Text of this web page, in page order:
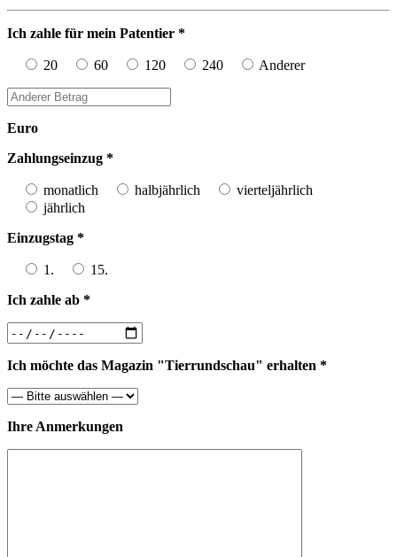
Ich zahle für mein Patentier *
20 60 120 240 Anderer
Euro
Zahlungseinzug *
monatlich halbjährlich
vierteljährlich
jährlich
Einzugstag *
1.
15.
Ich zahle ab *
Ich möchte das Magazin "Tierrundschau" erhalten *
Ihre Anmerkungen